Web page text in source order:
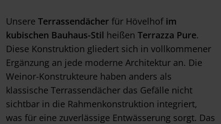
Unsere Terrassendächer für Hövelhof im
kubischen Bauhaus-Stil heißen Terrazza Pure.
Diese Konstruktion gliedert sich in vollkommener
Ergänzung an jede moderne Architektur an. Die
Weinor-Konstrukteure haben anders als
klassische Terrassendächer das Gefälle nicht
sichtbar in die Rahmenkonstruktion integriert,
was für eine zuverlässige Entwässerung sorgt. Das